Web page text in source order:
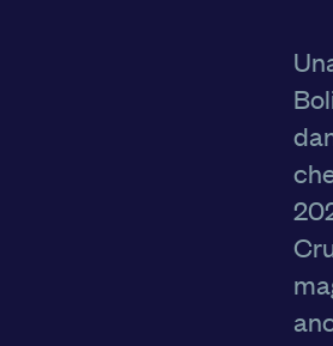
Centro preferenze sulla